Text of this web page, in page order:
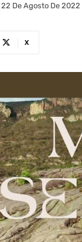
22 De Agosto De 2022
X